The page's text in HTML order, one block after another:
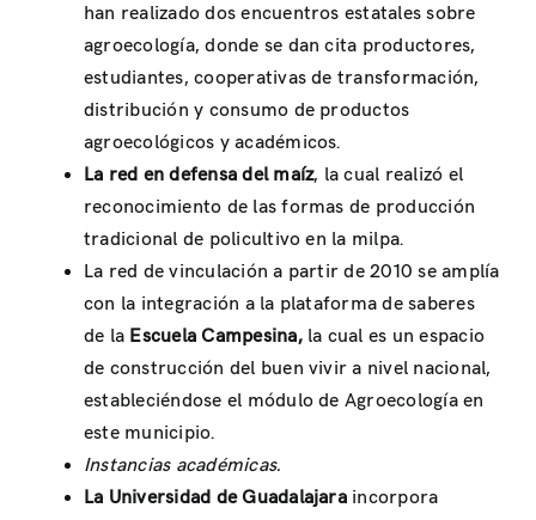
han realizado dos encuentros estatales sobre
agroecología, donde se dan cita productores,
estudiantes, cooperativas de transformación,
distribución y consumo de productos
agroecológicos y académicos.
La red en defensa del maíz, la cual realizó el
reconocimiento de las formas de producción
tradicional de policultivo en la milpa.
La red de vinculación a partir de 2010 se amplía
con la integración a la plataforma de saberes
de la Escuela Campesina,la cual es un espacio
de construcción del buen vivir a nivel nacional,
estableciéndose el módulo de Agroecología en
este municipio.
Instancias académicas.
La Universidad de Guadalajaraincorpora